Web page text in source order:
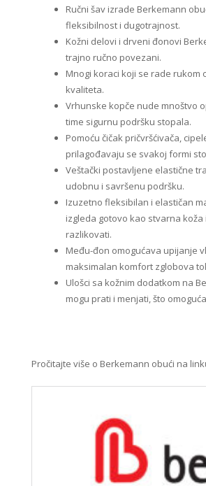
Ručni šav izrade Berkemann
fleksibilnost i dugotrajnost.
Kožni delovi i drveni đonovi
trajno ručno povezani.
Mnogi koraci koji se rade rukom
kvaliteta.
Vrhunske kopče nude mnoštvo
time sigurnu podršku stopala.
Pomoću čičak pričvršćivača,
prilagođavaju se svakoj formi
Veštački postavljene elastične
udobnu i savršenu podršku.
Izuzetno fleksibilan i elastičan
izgleda gotovo kao stvarna koža
razlikovati.
Među-đon omogućava upijanje
maksimalan komfort zglobova
Ulošci sa kožnim dodatkom na
mogu prati i menjati, što
Pročitajte više o Berkemann obući na